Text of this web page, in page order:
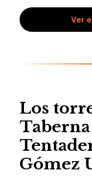
Ver
Los
Gómez